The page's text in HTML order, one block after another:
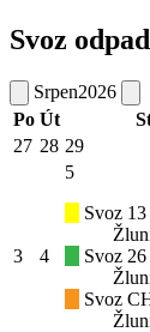
Svoz
Srpen2026
Po Út
27 28 29
3 4
5
Svoz 13
Svoz 26
Svoz